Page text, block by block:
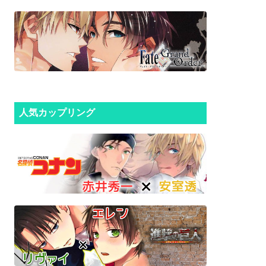
人気カップリング